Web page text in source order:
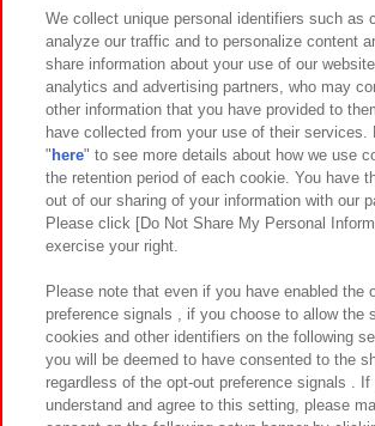
イベント・キャンペーン
関連会社 サステナビリティ サイ
プライバシーポリシー ウェブアクセシビリテ
お取引先さまとともに
カスタマーハラスメント対応方針 よくあるご質
We collect unique personal identifiers such as
analyze our traffic and to personalize content
share information about your use of our
analytics and advertising partners, who may
other information that you have provided to
have collected from your use of their services.
" here" to see more details about how we use
the retention period of each cookie. You have
out of our sharing of your information with our
Please click [Do Not Share My Personal
exercise your right.
Please note that even if you have enabled the
preference signals , if you choose to allow the
cookies and other identifiers on the following
you will be deemed to have consented to the
regardless of the opt-out preference signals . If
understand and agree to this setting, please